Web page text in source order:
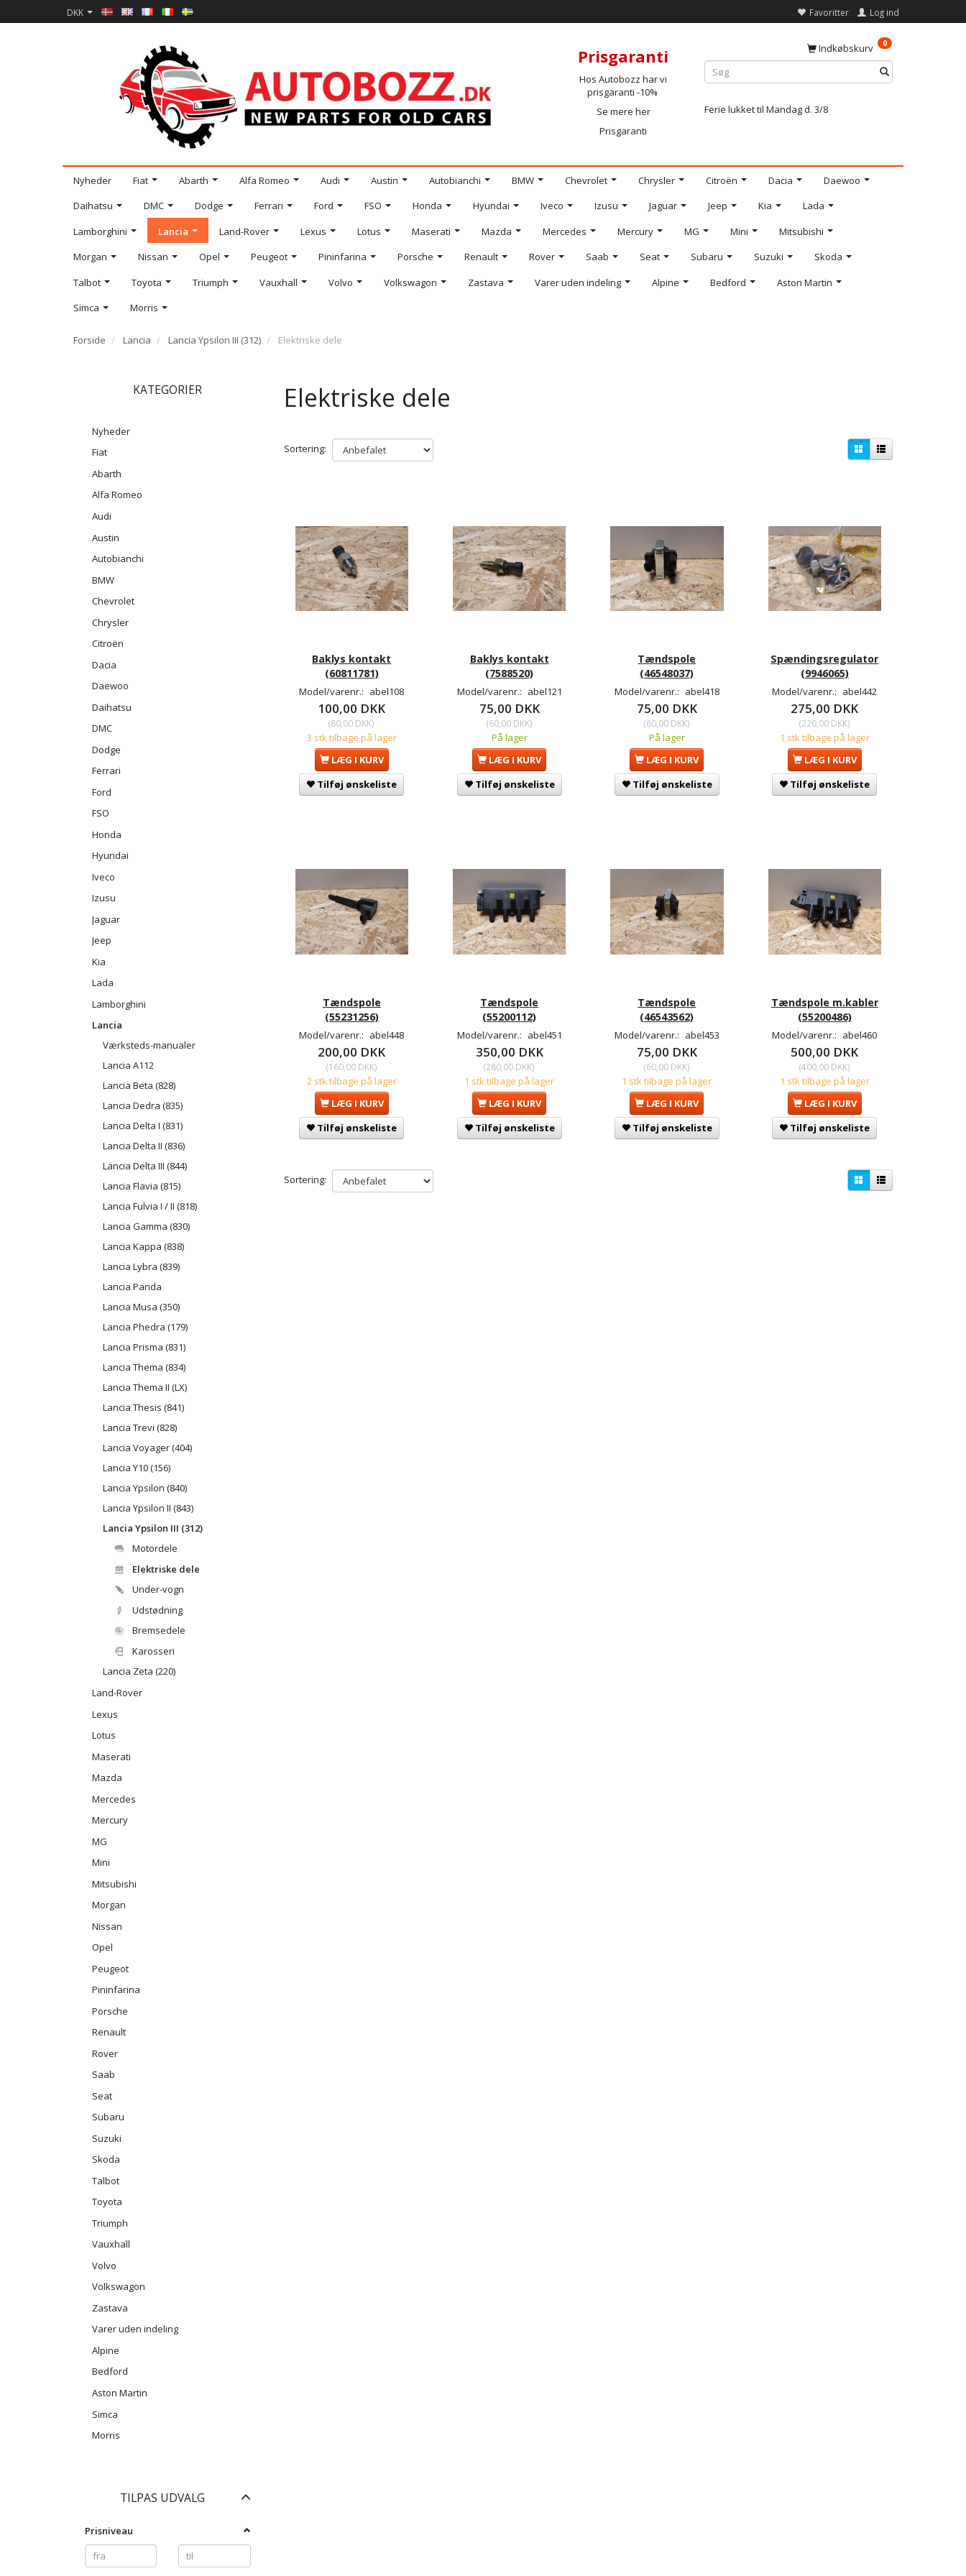
DKK Favoritter Log ind
Prisgaranti
Hos Autobozz har vi
prisgaranti -10%
Se mere her
Prisgaranti
Indkøbskurv 0
Ferie lukket til Mandag d. 3/8
Nyheder Fiat Abarth Alfa Romeo Audi Austin Autobianchi BMW Chevrolet Chrysler Citroën Dacia
Daewoo
Daihatsu
DMC Dodge Ferrari Ford FSO Honda Hyundai Iveco Izusu Jaguar Jeep Kia
Lada
Lamborghini
Lancia Land-Rover Lexus Lotus Maserati Mazda Mercedes Mercury MG Mini
Mitsubishi
Morgan
Nissan Opel Peugeot Pininfarina Porsche Renault Rover Saab Seat Subaru Suzuki
Skoda
Talbot
Toyota Triumph Vauxhall Volvo Volkswagon Zastava Varer uden indeling Alpine Bedford
Aston Martin
Simca
Morris
Forside Lancia Lancia Ypsilon III (312) Elektriske dele
KATEGORIER
Nyheder
Fiat
Abarth
Alfa Romeo
Audi
Austin
Autobianchi
BMW
Chevrolet
Chrysler
Citroën
Dacia
Daewoo
Daihatsu
DMC
Dodge
Ferrari
Ford
FSO
Honda
Hyundai
Iveco
Izusu
Jaguar
Jeep
Kia
Lada
Lamborghini
Lancia
Værksteds-manualer
Lancia A112
Lancia Beta (828)
Lancia Dedra (835)
Lancia Delta I (831)
Lancia Delta II (836)
Lancia Delta III (844)
Lancia Flavia (815)
Lancia Fulvia I / II (818)
Lancia Gamma (830)
Lancia Kappa (838)
Lancia Lybra (839)
Lancia Panda
Lancia Musa (350)
Lancia Phedra (179)
Lancia Prisma (831)
Lancia Thema (834)
Lancia Thema II (LX)
Lancia Thesis (841)
Lancia Trevi (828)
Lancia Voyager (404)
Lancia Y10 (156)
Lancia Ypsilon (840)
Lancia Ypsilon II (843)
Lancia Ypsilon III (312)
Motordele
Elektriske dele
Under-vogn
Udstødning
Bremsedele
Karosseri
Lancia Zeta (220)
Land-Rover
Lexus
Lotus
Maserati
Mazda
Mercedes
Mercury
MG
Mini
Mitsubishi
Morgan
Nissan
Opel
Peugeot
Pininfarina
Porsche
Renault
Rover
Saab
Seat
Subaru
Suzuki
Skoda
Talbot
Toyota
Triumph
Vauxhall
Volvo
Volkswagon
Zastava
Varer uden indeling
Alpine
Bedford
Aston Martin
Simca
Morris
TILPAS UDVALG
Prisniveau
Elektriske dele
Sortering:
Baklys kontakt
(60811781)
Model/varenr.: abel108
100,00 DKK
(80,00 DKK)
3 stk tilbage på lager
LÆG I KURV
Tilføj ønskeliste
Baklys kontakt
(7588520)
Model/varenr.: abel121
75,00 DKK
(60,00 DKK)
På lager
LÆG I KURV
Tilføj ønskeliste
Tændspole
(46548037)
Model/varenr.: abel418
75,00 DKK
(60,00 DKK)
På lager
LÆG I KURV
Tilføj ønskeliste
Spændingsregulator
(9946065)
Model/varenr.: abel442
275,00 DKK
(220,00 DKK)
1 stk tilbage på lager
LÆG I KURV
Tilføj ønskeliste
Tændspole
(55231256)
Model/varenr.: abel448
200,00 DKK
(160,00 DKK)
2 stk tilbage på lager
LÆG I KURV
Tilføj ønskeliste
Tændspole
(55200112)
Model/varenr.: abel451
350,00 DKK
(280,00 DKK)
1 stk tilbage på lager
LÆG I KURV
Tilføj ønskeliste
Tændspole
(46543562)
Model/varenr.: abel453
75,00 DKK
(60,00 DKK)
1 stk tilbage på lager
LÆG I KURV
Tilføj ønskeliste
Tændspole m.kabler
(55200486)
Model/varenr.: abel460
500,00 DKK
(400,00 DKK)
1 stk tilbage på lager
LÆG I KURV
Tilføj ønskeliste
Sortering: